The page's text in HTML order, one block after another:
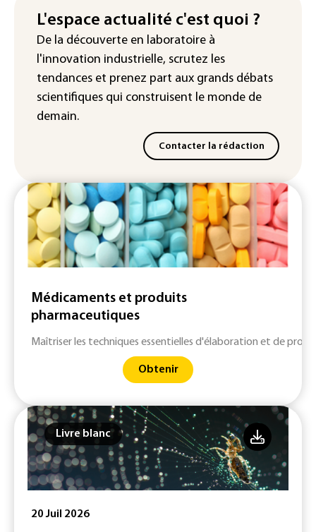
"Retour en force" progressif de la
chaleur dans les prochains jours en
France
L'espace actualité c'est quoi ?
De la découverte en laboratoire à
l'innovation industrielle, scrutez les
tendances et prenez part aux grands débats
scientifiques qui construisent le monde de
demain.
Contacter la rédaction
Médicaments et produits
pharmaceutiques
Maîtriser les techniques essentielles d'élaboration et de
Obtenir
Livre blanc
20 Juil 2026